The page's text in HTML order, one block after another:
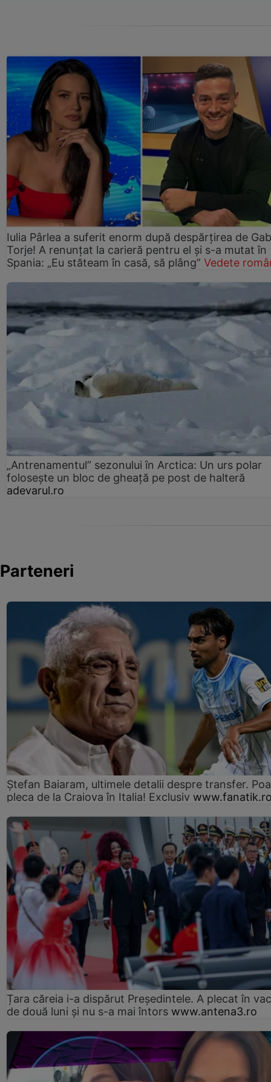
Iulia Pârlea a suferit enorm după despărțirea de
Torje! A renunțat la carieră pentru el și s-a mutat în
Spania: „Eu stăteam în casă, să plâng” Vedete
„Antrenamentul” sezonului în Arctica: Un urs polar
folosește un bloc de gheață pe post de halteră
adevarul.ro
Parteneri
Ștefan Baiaram, ultimele detalii despre transfer.
pleca de la Craiova în Italia! Exclusiv
Țara căreia i-a dispărut Președintele. A plecat în
de două luni și nu s-a mai întors www.antena3.ro